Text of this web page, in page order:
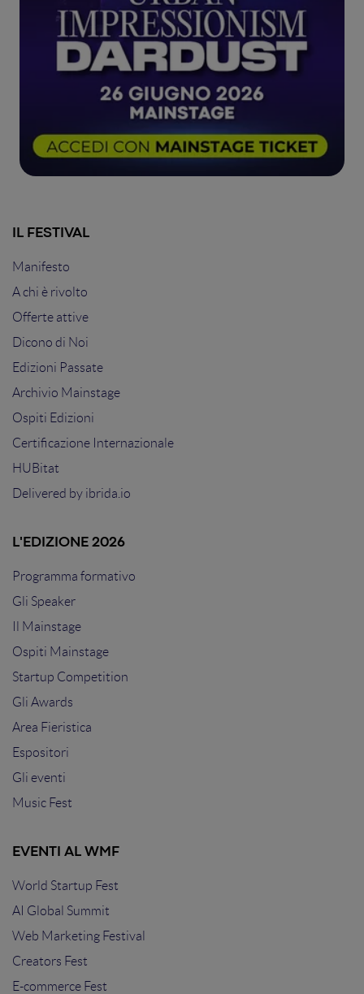
IL FESTIVAL
Manifesto
A chi è rivolto
Offerte attive
Dicono di Noi
Edizioni Passate
Archivio Mainstage
Ospiti Edizioni
Certificazione Internazionale
HUBitat
Delivered by ibrida.io
L'EDIZIONE 2026
Programma formativo
Gli Speaker
Il Mainstage
Ospiti Mainstage
Startup Competition
Gli Awards
Area Fieristica
Espositori
Gli eventi
Music Fest
EVENTI AL WMF
World Startup Fest
AI Global Summit
Web Marketing Festival
Creators Fest
E-commerce Fest